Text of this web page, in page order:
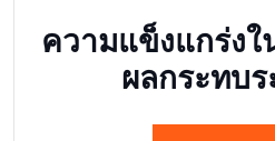
ความแข็งแกร่ง
ผลกระทบ